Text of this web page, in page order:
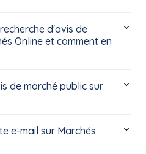
d'avis de
Online et comment en
de marché public sur
e-mail sur Marchés